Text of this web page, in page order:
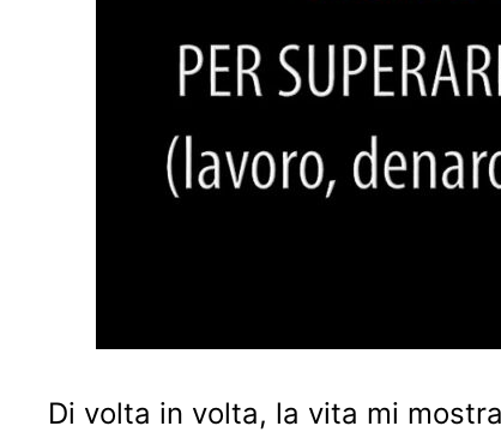
Di volta in volta, la vita mi